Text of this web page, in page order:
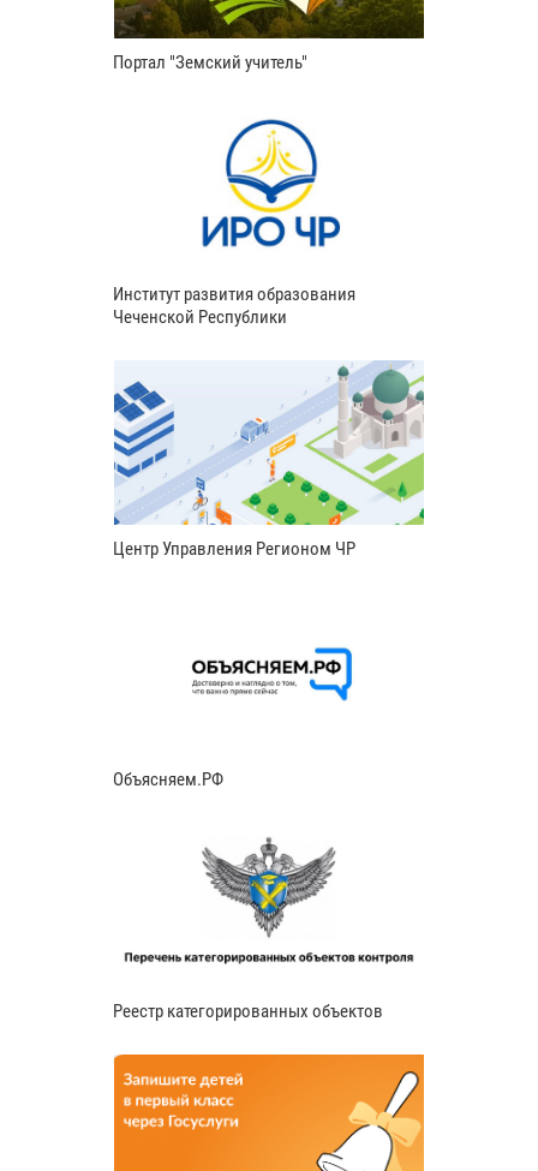
Портал "Земский учитель"
Институт развития образования
Чеченской Республики
Центр Управления Регионом ЧР
Объясняем.РФ
Реестр категорированных объектов